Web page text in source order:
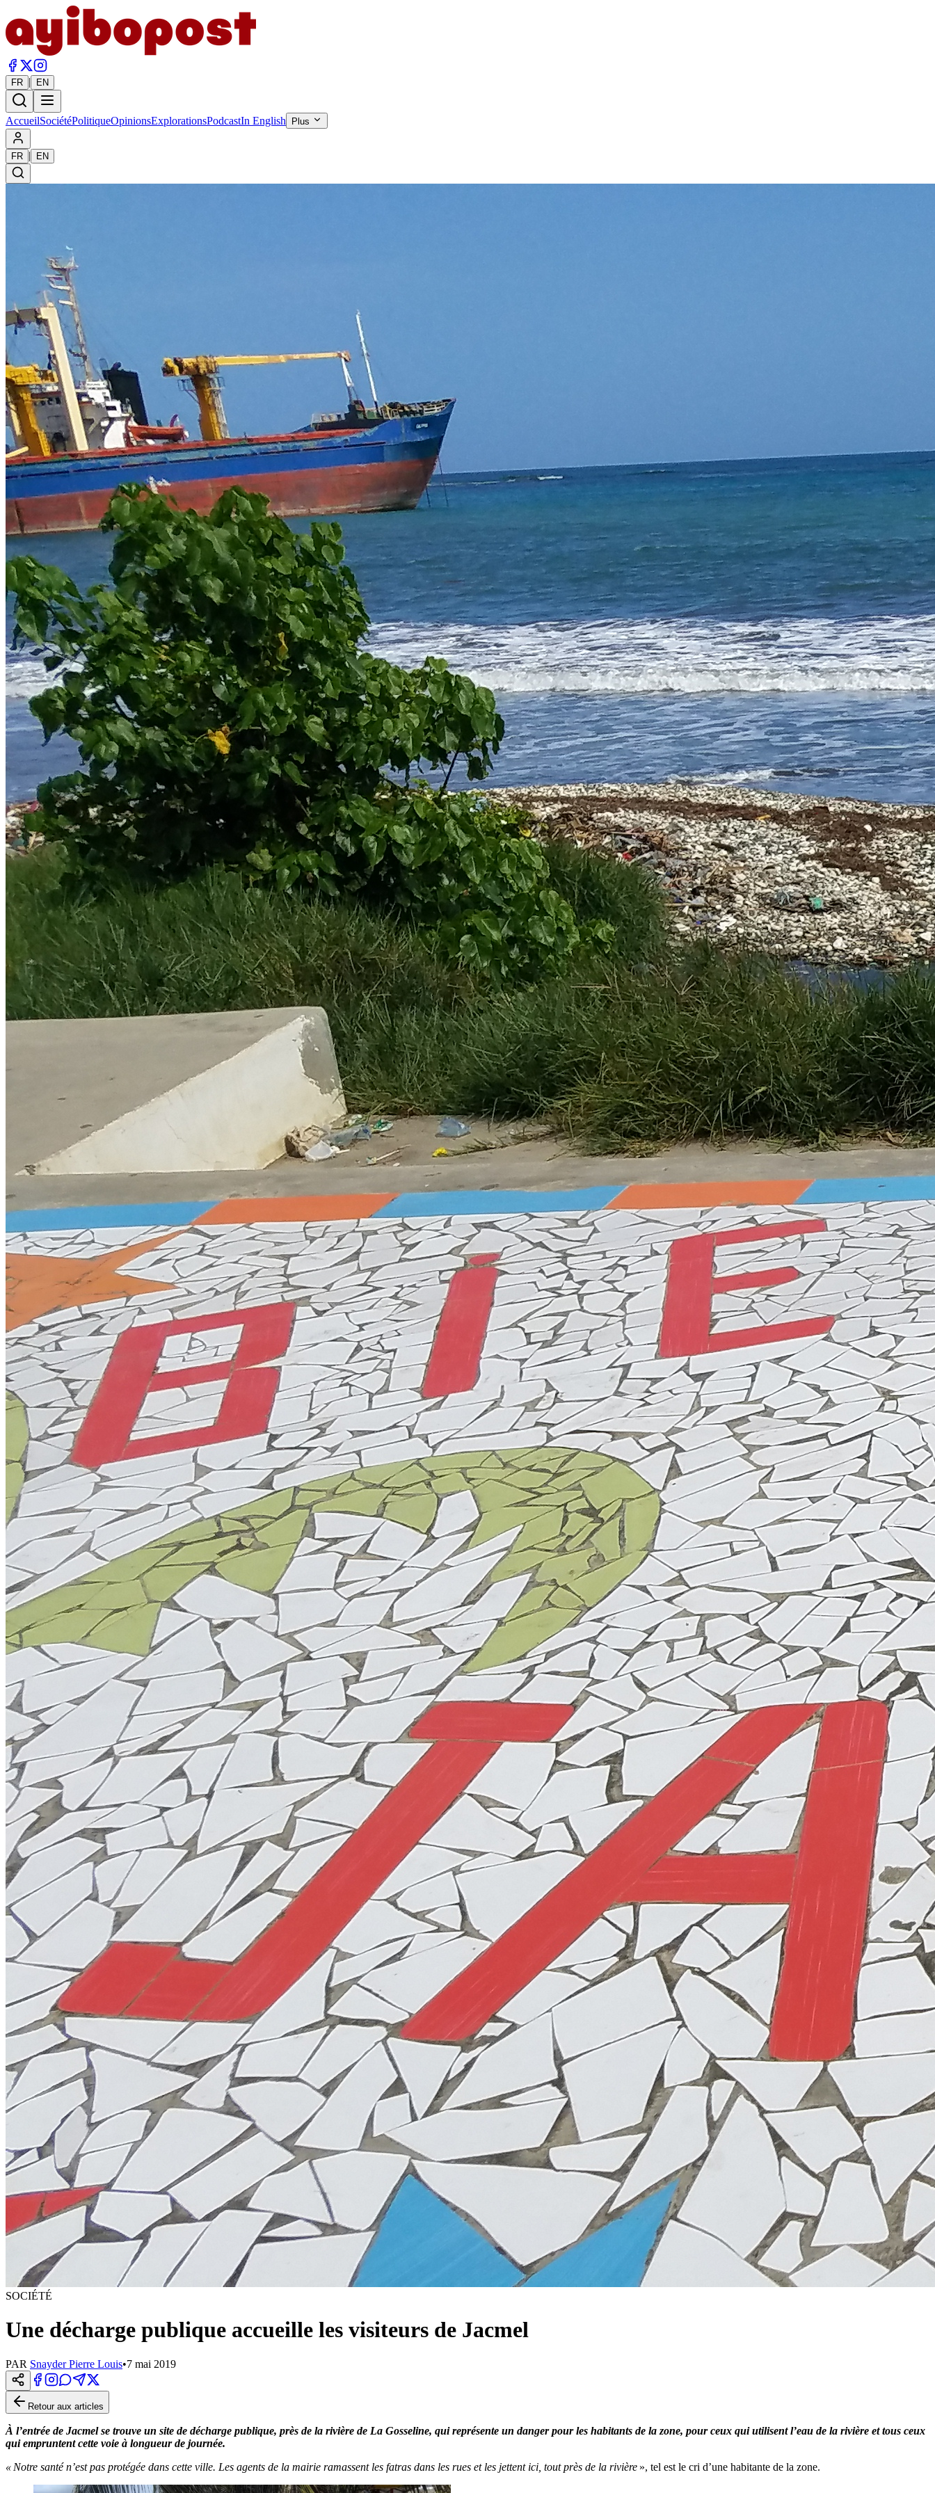
FR | EN
AccueilSociétéPolitiqueOpinionsExplorationsPodcastIn English Plus
FR | EN
SOCIÉTÉ
Une décharge publique accueille les visiteurs de Jacmel
PAR Snayder Pierre Louis•7 mai 2019
Retour aux articles
À l’entrée de Jacmel se trouve un site de décharge publique, près de la rivière de La Gosseline, qui représente un danger pour les habitants de la zone, pour ceux qui utilisent l’eau de la rivière et tous ceux
qui empruntent cette voie à longueur de journée.
« Notre santé n’est pas protégée dans cette ville. Les agents de la mairie ramassent les fatras dans les rues et les jettent ici, tout près de la rivière », tel est le cri d’une habitante de la zone.